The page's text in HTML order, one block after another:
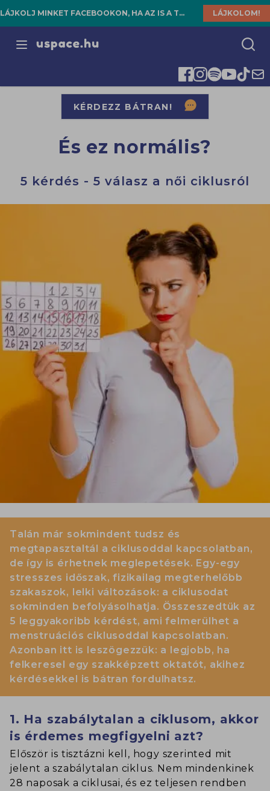
LÁJKOLJ MINKET FACEBOOKON, HA AZ IS A TE HELYED! LÁJKOLOM!
Open menu
KÉRDEZZ BÁTRAN!
És ez normális?
5 kérdés - 5 válasz a női ciklusról
Talán már sokmindent tudsz és
megtapasztaltál a ciklusoddal kapcsolatban,
de így is érhetnek meglepetések. Egy-egy
stresszes időszak, fizikailag megterhelőbb
szakaszok, lelki változások: a ciklusodat
sokminden befolyásolhatja. Összeszedtük az
5 leggyakoribb kérdést, ami felmerülhet a
menstruációs ciklusoddal kapcsolatban.
Azonban itt is leszögezzük: a legjobb, ha
felkeresel egy szakképzett oktatót, akihez
kérdésekkel is bátran fordulhatsz.
1. Ha szabálytalan a ciklusom, akkor
is érdemes megfigyelni azt?
Először is tisztázni kell, hogy szerinted mit
jelent a szabálytalan ciklus. Nem mindenkinek
28 naposak a ciklusai, és ez teljesen rendben